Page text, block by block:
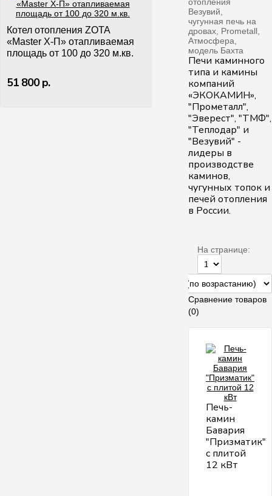
Котел отопления ZOTA
«Master X-П» отапливаемая
площадь от 100 до 320 м.кв.
51 800 р.
Печи каминного
типа и камины
компаний
«ЭКОКАМИН»,
"Прометалл",
"Эверест", "ТМФ",
"Теплодар" и
"Везувий" -
лидеры в
производстве
каминов,
чугунных топок и
печей отопления
в России.
На странице:
Сравнение товаров
(0)
Печь-
камин
Бавария
"Призматик"
с плитой
12 кВт